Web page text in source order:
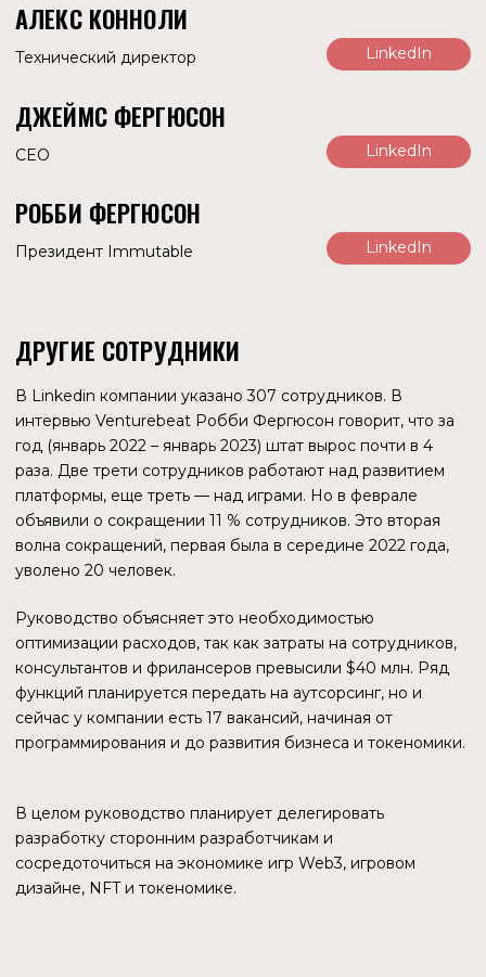
основном владельцы сетей. Но именно глобальные
игроки и строят новый мир блокчейна, за который
С начала 2023 года к токену сети Immutable — IMX —
начал проявляться ярко выраженный спекулятивный
транзакций — четкая корреляция с ценой IMX.
АДРЕСА
СТАТИСТИКА СЕТИ
Общее количество адресов равно 121,4 тыс. Этот
показатель относится только к держателям токена IMX.
пользователи держат нативный токен сети. Например,
игроки Illuvium могут иметь ILV, токен игры, обходясь без
IMX. Экономика сети построена таким образом, что нет
исключительной необходимости держать IMX.
ДЕРЖАТЕЛИ ТОКЕНА IMX
на Immutable было около 1,5 млн. активных кошельков.
Но так как отследить активность в различных сетях и
проектах довольно трудоемко, мы ограничимся нативным
токеном сети.